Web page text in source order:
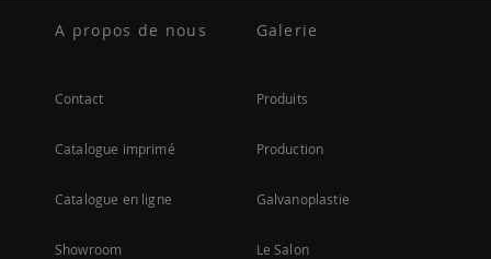
A propos de nous
Contact
Catalogue imprimé
Catalogue en ligne
Showroom
Galerie
Produits
Production
Galvanoplastie
Le Salon